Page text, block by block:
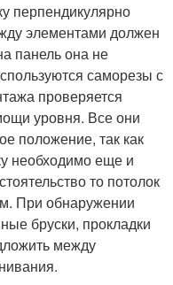
перпендикулярно
элементами должен
панель она не
саморезы с
проверяется
уровня. Все они
положение, так как
необходимо еще и
то потолок
При обнаружении
бруски, прокладки
между